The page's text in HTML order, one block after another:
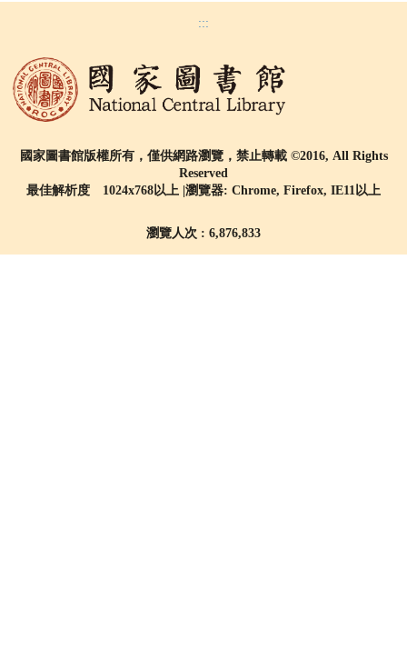
:::
國家圖書館版權所有，僅供網路瀏覽，禁止轉載 ©2016, All Rights
Reserved
最佳解析度 1024x768以上 |瀏覽器: Chrome, Firefox, IE11以上
瀏覽人次 : 6,876,833